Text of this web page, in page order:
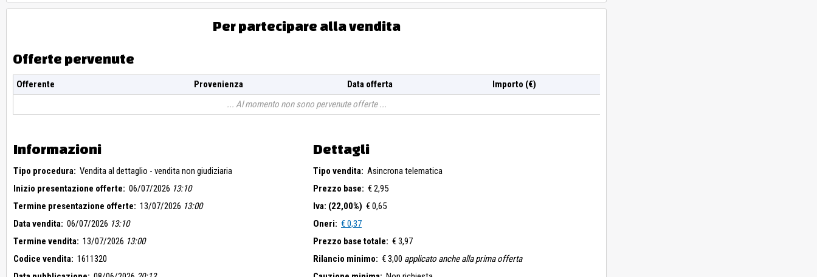
Per partecipare alla vendita
Offerte pervenute
Offerente Provenienza Data offerta
Importo (€)
Al momento non sono pervenute offerte
Informazioni
Tipo procedura: Vendita al dettaglio - vendita non giudiziaria
Inizio presentazione offerte: 06/07/2026 13:10
Termine presentazione offerte: 13/07/2026 13:00
Data vendita: 06/07/2026 13:10
Termine vendita: 13/07/2026 13:00
Codice vendita: 1611320
Dettagli
Tipo vendita: Asincrona telematica
Prezzo base: € 2,95
Iva: (22,00%) € 0,65
Oneri: € 0,37
Prezzo base totale: € 3,97
Rilancio minimo: € 3,00 applicato anche alla prima offerta